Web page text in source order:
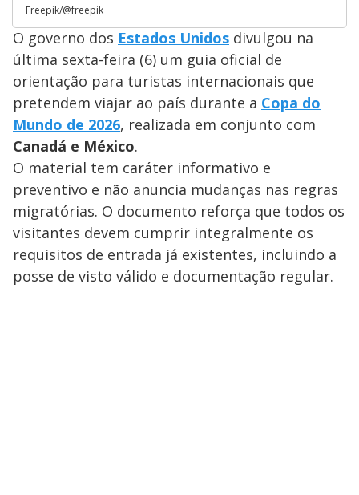
Freepik/@freepik
O governo dos Estados Unidos divulgou na
última sexta-feira (6) um guia oficial de
orientação para turistas internacionais que
pretendem viajar ao país durante a Copa do
Mundo de 2026, realizada em conjunto com
Canadá e México.
O material tem caráter informativo e
preventivo e não anuncia mudanças nas regras
migratórias. O documento reforça que todos os
visitantes devem cumprir integralmente os
requisitos de entrada já existentes, incluindo a
posse de visto válido e documentação regular.